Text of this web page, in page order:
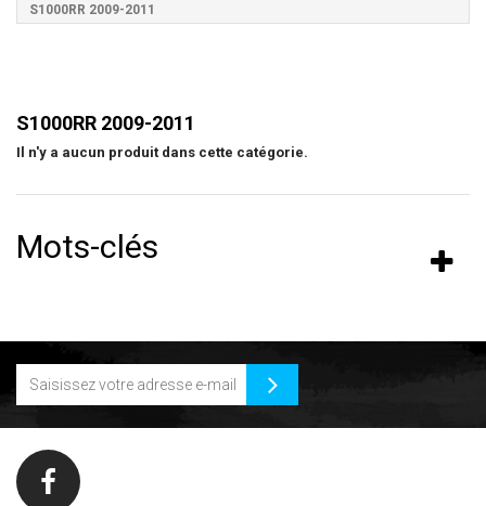
S1000RR 2009-2011
S1000RR 2009-2011
Il n'y a aucun produit dans cette catégorie.
Mots-clés